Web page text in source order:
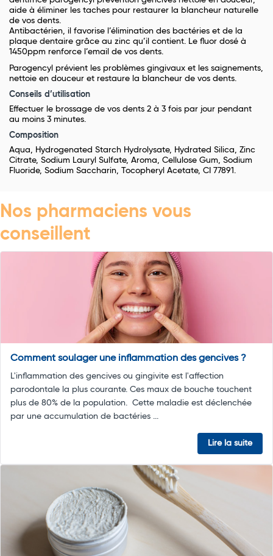
aide à éliminer les taches pour restaurer la blancheur naturelle
de vos dents.
Antibactérien, il favorise l’élimination des bactéries et de la
plaque dentaire grâce au zinc qu’il contient. Le fluor dosé à
1450ppm renforce l’email de vos dents.
Parogencyl prévient les problèmes gingivaux et les saignements,
nettoie en douceur et restaure la blancheur de vos dents.
Conseils d’utilisation
Effectuer le brossage de vos dents 2 à 3 fois par jour pendant
au moins 3 minutes.
Composition
Aqua, Hydrogenated Starch Hydrolysate, Hydrated Silica, Zinc
Citrate, Sodium Lauryl Sulfate, Aroma, Cellulose Gum, Sodium
Fluoride, Sodium Saccharin, Tocopheryl Acetate, CI 77891.
Nos pharmaciens vous
conseillent
Comment soulager une inflammation des gencives ?
L'inflammation des gencives ou gingivite est l'affection
parodontale la plus courante. Ces maux de bouche touchent
plus de 80% de la population. Cette maladie est déclenchée
par une accumulation de bactéries ...
Lire la suite